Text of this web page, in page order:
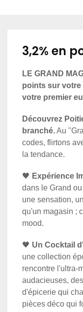
3,2% en
LE GRAND
points sur votre
votre premier
Découvrez
branché.Au
codes, flirtons
la tendance.
🖤 Expérience
dans le Grand
une sensation,
qu'un magasin ;
mood.
🖤 Un Cocktail
une collection
rencontre l'ultra-
audacieuses,
d'épicerie qui
pièces déco qui